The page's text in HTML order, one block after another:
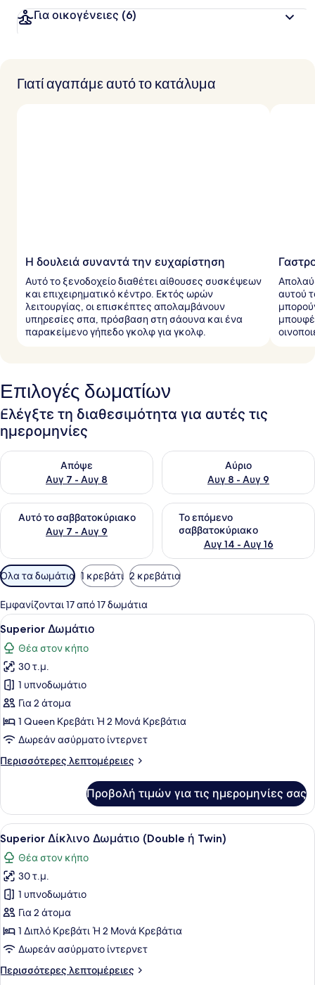
Για οικογένειες (6)
Γιατί αγαπάμε αυτό το κατάλυμα
Η δουλειά συναντά την ευχαρίστηση
Αυτό το ξενοδοχείο διαθέτει αίθουσες συσκέψεων
και επιχειρηματικό κέντρο. Εκτός ωρών
λειτουργίας, οι επισκέπτες απολαμβάνουν
υπηρεσίες σπα, πρόσβαση στη σάουνα και ένα
παρακείμενο γήπεδο γκολφ για γκολφ.
αυτού
Επιλογές δωματίων
Ελέγξτε τη διαθεσιμότητα για αυτές τις
ημερομηνίες
Απόψε
Αυγ 7 - Αυγ 8
Έλεγχος διαθεσιμότητας για απόψε Αυγ 7 - Αυγ 8
Αύριο
Αυγ 8 - Αυγ 9
Έλεγχος διαθεσιμότητας
Αυτό το σαββατοκύριακο
Αυγ 7 - Αυγ 9
Έλεγχος διαθεσιμότητας για αυτό το σαββατοκύριακο
Το επόμενο
σαββατοκύριακο
Αυγ 14 - Αυγ 16
Έλεγχος διαθεσιμότητας
Διαθέσιμα
φίλτρα
για
τα
δωμάτια
Όλα τα δωμάτια 1 κρεβάτι 2 κρεβάτια
Εμφανίζονται 17 από 17 δωμάτια
Προβολή
όλων
των
φωτογραφιών
για
Superior
Δωμάτιο
Ένα υπνοδωμάτιο με ένα μεγάλο
5
Superior Δωμάτιο
Θέα στον κήπο
30 τ.μ.
1 υπνοδωμάτιο
Για 2 άτομα
1 Queen Κρεβάτι Ή 2 Μονά Κρεβάτια
Δωρεάν ασύρματο ίντερνετ
Περισσότερες λεπτομέρειες
Περισσότερες
Δωμάτιο
Προβολή τιμών για τις ημερομηνίες σας
Προβολή
όλων
των
φωτογραφιών
για
Superior
Δίκλινο
Δωμάτιο
(Double
ή
Ένα υπνοδωμάτιο με ένα κρεβάτι,
5
Superior Δίκλινο Δωμάτιο (Double ή Twin)
Θέα στον κήπο
30 τ.μ.
1 υπνοδωμάτιο
Για 2 άτομα
1 Διπλό Κρεβάτι Ή 2 Μονά Κρεβάτια
Δωρεάν ασύρματο ίντερνετ
Περισσότερες λεπτομέρειες
Περισσότερες